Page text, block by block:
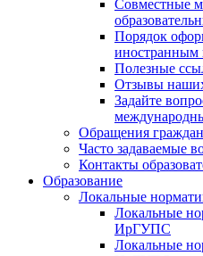
Совместные
Порядок
Полезные
Отзывы
Задайте
Обращения граждан
Часто задаваемые
Контакты
Образование
Локальные
Локальные
ИрГУПС
Локальные